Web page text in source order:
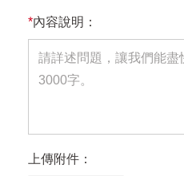
*內容說明：
上傳附件：